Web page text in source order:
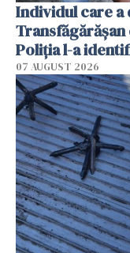
Individul care a
Transfăgărășan
Poliția l-a
07 AUGUST 2026